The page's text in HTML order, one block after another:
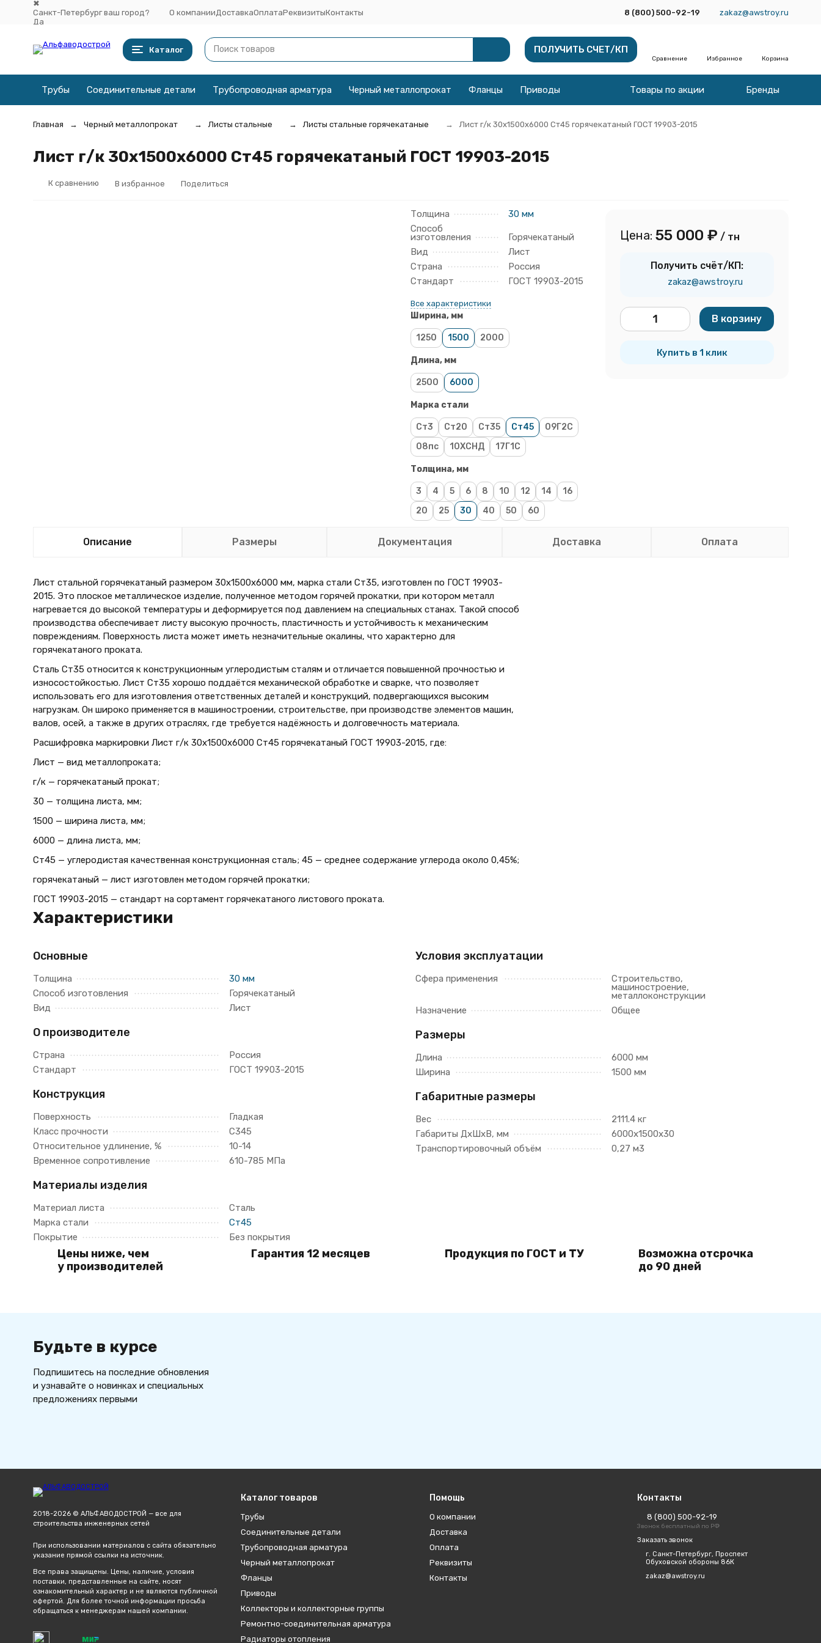
✖
Санкт-Петербург ваш город?
Да
О компании ДоставкаОплатаРеквизитыКонтакты 8 (800) 500-92-19 zakaz@awstroy.ru
Каталог ПОЛУЧИТЬ СЧЕТ/КП
Сравнение Избранное Корзина
Трубы Соединительные детали Трубопроводная арматура Черный металлопрокат Фланцы Приводы Товары по акции Бренды
Главная Черный металлопрокат Листы стальные Листы стальные горячекатаные Лист г/к 30х1500x6000 Ст45 горячекатаный ГОСТ 19903-2015
Лист г/к 30х1500x6000 Ст45 горячекатаный ГОСТ 19903-2015
К сравнению В избранное Поделиться
Толщина
30 мм
Способ
изготовления
Горячекатаный
Вид
Лист
Страна
Россия
Стандарт
ГОСТ 19903-2015
Все характеристики
Ширина, мм
1250 1500 2000
Длина, мм
2500 6000
Марка стали
Ст3 Ст20 Ст35 Ст45
09Г2С
08пс
10ХСНД 17Г1С
Толщина, мм
3 4 5 6 8 10 12 14
16
20
25 30 40 50 60
Цена: 55 000 ₽ / тн
Получить счёт/КП:
zakaz@awstroy.ru
В корзину
Купить в 1 клик
Описание Размеры Документация Доставка Оплата
Лист стальной горячекатаный размером 30х1500х6000 мм, марка стали Ст35, изготовлен по ГОСТ 19903-
2015. Это плоское металлическое изделие, полученное методом горячей прокатки, при котором металл
нагревается до высокой температуры и деформируется под давлением на специальных станах. Такой способ
производства обеспечивает листу высокую прочность, пластичность и устойчивость к механическим
повреждениям. Поверхность листа может иметь незначительные окалины, что характерно для
горячекатаного проката.
Сталь Ст35 относится к конструкционным углеродистым сталям и отличается повышенной прочностью и
износостойкостью. Лист Ст35 хорошо поддаётся механической обработке и сварке, что позволяет
использовать его для изготовления ответственных деталей и конструкций, подвергающихся высоким
нагрузкам. Он широко применяется в машиностроении, строительстве, при производстве элементов машин,
валов, осей, а также в других отраслях, где требуется надёжность и долговечность материала.
Расшифровка маркировки Лист г/к 30х1500x6000 Ст45 горячекатаный ГОСТ 19903-2015, где:
Лист — вид металлопроката;
г/к — горячекатаный прокат;
30 — толщина листа, мм;
1500 — ширина листа, мм;
6000 — длина листа, мм;
Ст45 — углеродистая качественная конструкционная сталь; 45 — среднее содержание углерода около 0,45%;
горячекатаный — лист изготовлен методом горячей прокатки;
ГОСТ 19903-2015 — стандарт на сортамент горячекатаного листового проката.
Характеристики
Основные
Толщина
30 мм
Способ изготовления
Горячекатаный
Вид
Лист
О производителе
Страна
Россия
Стандарт
ГОСТ 19903-2015
Конструкция
Поверхность
Гладкая
Класс прочности
С345
Относительное удлинение, %
10-14
Временное сопротивление
610-785 МПа
Материалы изделия
Материал листа
Сталь
Марка стали
Ст45
Покрытие
Без покрытия
Условия эксплуатации
Сфера применения Строительство,
машиностроение,
металлоконструкции
Назначение
Общее
Размеры
Длина
6000 мм
Ширина
1500 мм
Габаритные размеры
Вес
2111.4 кг
Габариты ДхШхВ, мм
6000х1500х30
Транспортировочный объём
0,27 м3
Цены ниже, чем
у производителей
Гарантия 12 месяцев Продукция по ГОСТ и ТУ
Возможна отсрочка
до 90 дней
Будьте в курсе
Подпишитесь на последние обновления
и узнавайте о новинках и специальных
предложениях первыми
2018-2026 © АЛЬФАВОДОСТРОЙ — все для
строительства инженерных сетей
При использовании материалов с сайта обязательно
указание прямой ссылки на источник.
Все права защищены. Цены, наличие, условия
поставки, представленные на сайте, носят
ознакомительный характер и не являются публичной
офертой. Для более точной информации просьба
обращаться к менеджерам нашей компании.
Каталог товаров
Трубы
Соединительные детали
Трубопроводная арматура
Черный металлопрокат
Фланцы
Приводы
Коллекторы и коллекторные группы
Ремонтно-соединительная арматура
Радиаторы отопления
Помощь
О компании
Доставка
Оплата
Реквизиты
Контакты
Контакты
8 (800) 500-92-19
Звонок бесплатный по РФ
Заказать звонок
г. Санкт-Петербург, Проспект
Обуховской обороны 86К
zakaz@awstroy.ru